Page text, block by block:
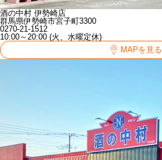
酒の中村 伊勢崎店
群馬県伊勢崎市宮子町3300
0270-21-1512
10:00～20:00 (火、水曜定休)
MAPを見る